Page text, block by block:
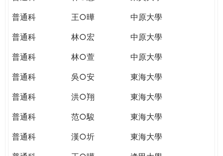
普通科
王○曄
中原大學
普通科
林○宏
中原大學
普通科
林○萱
中原大學
普通科
吳○安
東海大學
普通科
洪○翔
東海大學
普通科
范○駿
東海大學
普通科
漢○圻
東海大學